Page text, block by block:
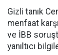
Gizli tanık
menfaat
ve İBB
yanıltıcı